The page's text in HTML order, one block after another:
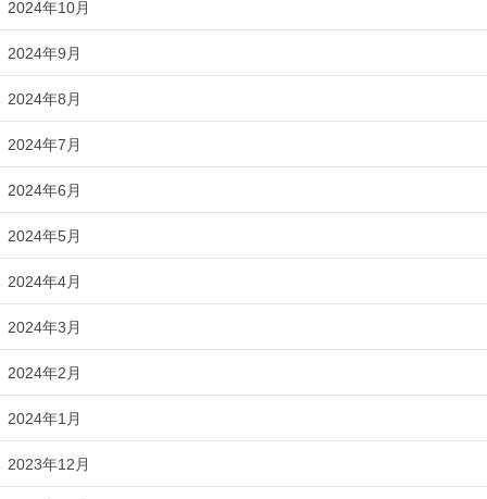
2024年10月
2024年9月
2024年8月
2024年7月
2024年6月
2024年5月
2024年4月
2024年3月
2024年2月
2024年1月
2023年12月